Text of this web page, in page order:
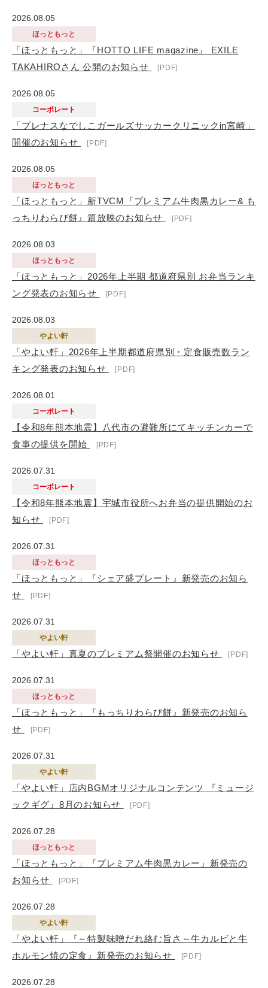
2026.08.05
ほっともっと
「ほっともっと」『HOTTO LIFE magazine』 EXILE
TAKAHIROさん 公開のお知らせ
2026.08.05
コーポレート
「プレナスなでしこガールズサッカークリニックin宮崎」
開催のお知らせ
2026.08.05
ほっともっと
「ほっともっと」新TVCM『プレミアム牛肉黒カレー& も
っちりわらび餅』篇放映のお知らせ
2026.08.03
ほっともっと
「ほっともっと」2026年上半期 都道府県別 お弁当ランキ
ング発表のお知らせ
2026.08.03
やよい軒
「やよい軒」2026年上半期都道府県別・定食販売数ラン
キング発表のお知らせ
2026.08.01
コーポレート
【令和8年熊本地震】八代市の避難所にてキッチンカーで
食事の提供を開始
2026.07.31
コーポレート
【令和8年熊本地震】宇城市役所へお弁当の提供開始のお
知らせ
2026.07.31
ほっともっと
「ほっともっと」『シェア盛プレート』新発売のお知ら
せ
2026.07.31
やよい軒
「やよい軒」真夏のプレミアム祭開催のお知らせ
2026.07.31
ほっともっと
「ほっともっと」『もっちりわらび餅』新発売のお知ら
せ
2026.07.31
やよい軒
「やよい軒」店内BGMオリジナルコンテンツ 『ミュージ
ックギグ』8月のお知らせ
2026.07.28
ほっともっと
「ほっともっと」『プレミアム牛肉黒カレー』新発売の
お知らせ
2026.07.28
やよい軒
「やよい軒」『～特製味噌だれ絡む旨さ～牛カルビと牛
ホルモン焼の定食』新発売のお知らせ
2026.07.28